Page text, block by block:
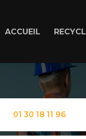
ACCUEIL
01 30 18 11 96